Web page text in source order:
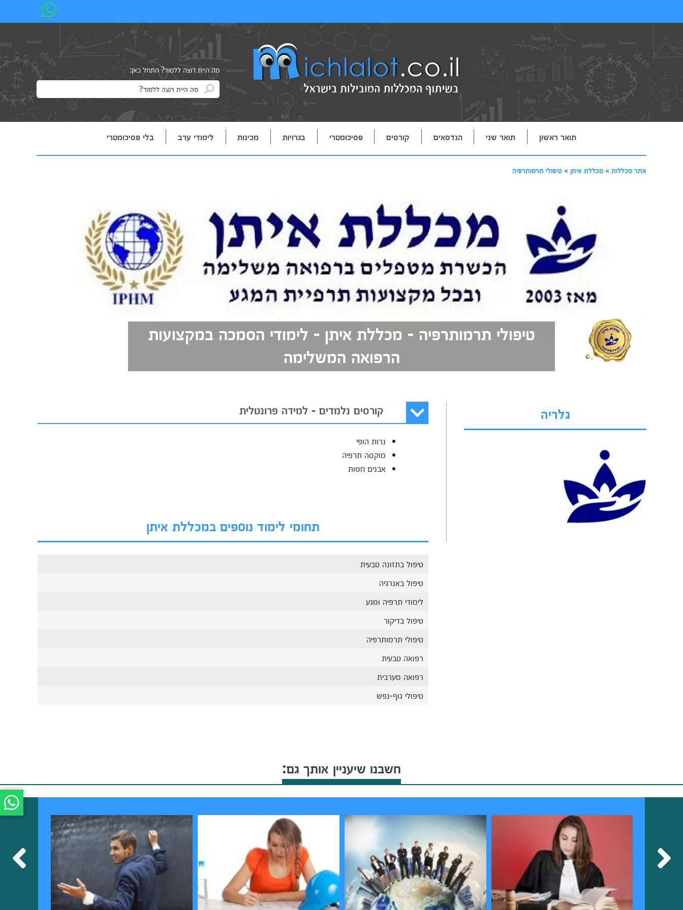
מה היית רוצה ללמוד? התחל כאן:
תואר ראשון תואר שני הנדסאים קורסים פסיכומטרי בגרויות מכינות לימודי ערב בלי פסיכומטרי
אתר מכללות » מכללת איתן » טיפולי תרמותרפיה
טיפולי תרמותרפיה - מכללת איתן - לימודי הסמכה במקצועות
הרפואה המשלימה
גלריה קורסים נלמדים - למידה פרונטלית
נרות הופי
מוקסה תרפיה
אבנים חמות
תחומי לימוד נוספים במכללת איתן
טיפול בתזונה טבעית
טיפול באנרגיה
לימודי תרפיה ומגע
טיפול בדיקור
טיפולי תרמותרפיה
רפואה טבעית
רפואה מערבית
טיפולי גוף-נפש
חשבנו שיעניין אותך גם: